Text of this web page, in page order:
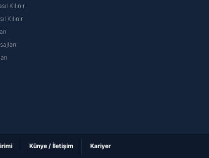
Kılınır
Kılınır
Künye / İletişim Kariyer